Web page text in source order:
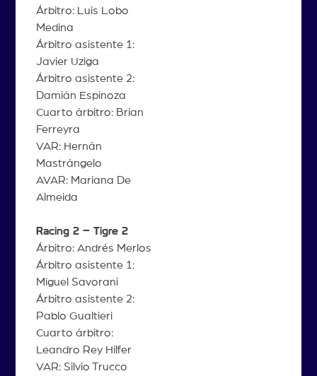
Árbitro: Luis Lobo
Medina
Árbitro asistente 1:
Javier Uziga
Árbitro asistente 2:
Damián Espinoza
Cuarto árbitro: Brian
Ferreyra
VAR: Hernán
Mastrángelo
AVAR: Mariana De
Almeida
Racing 2 – Tigre 2
Árbitro: Andrés Merlos
Árbitro asistente 1:
Miguel Savorani
Árbitro asistente 2:
Pablo Gualtieri
Cuarto árbitro:
Leandro Rey Hilfer
VAR: Silvio Trucco